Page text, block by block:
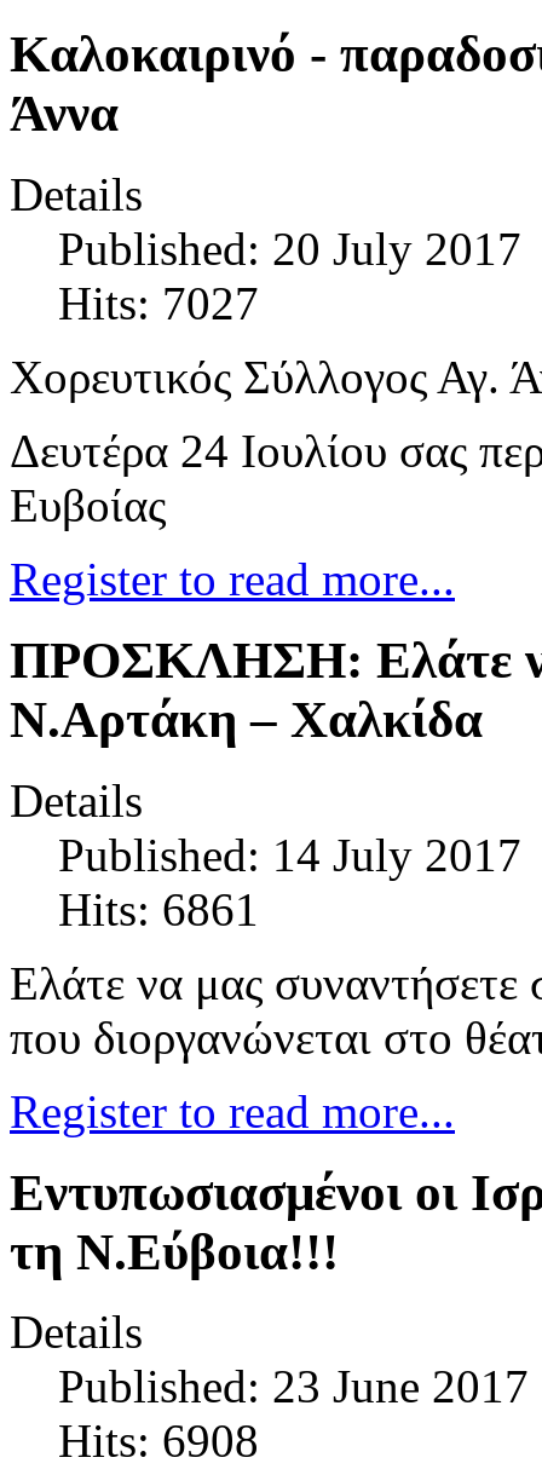
Kαλοκαιρινό -
Άννα
Details
Published: 20 July 2017
Hits: 7027
Χορευτικός Σύλλογος Αγ.
Δευτέρα 24 Ιουλίου σας
Ευβοίας
Register to read more...
ΠΡΟΣΚΛΗΣΗ: Ελάτε
Ν.Αρτάκη – Χαλκίδα
Details
Published: 14 July 2017
Hits: 6861
Ελάτε να μας
που διοργανώνεται στο
Register to read more...
Εντυπωσιασμένοι οι
τη Ν.Εύβοια!!!
Details
Published: 23 June 2017
Hits: 6908